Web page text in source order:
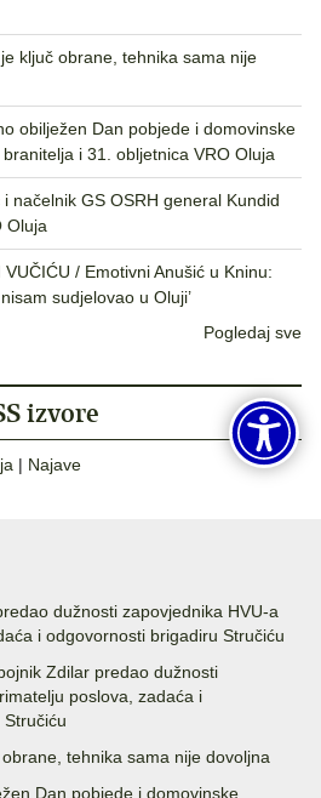
ključ obrane, tehnika sama nije
obilježen Dan pobjede i domovinske
i 31. obljetnica VRO Oluja
i načelnik GS OSRH general Kundid
Oluja
/ Emotivni Anušić u Kninu:
sudjelovao u Oluji’
Pogledaj sve
izvore
| Najave
dužnosti zapovjednika HVU-a
i odgovornosti brigadiru Stručiću
Zdilar predao dužnosti
poslova, zadaća i
tehnika sama nije dovoljna
Dan pobjede i domovinske